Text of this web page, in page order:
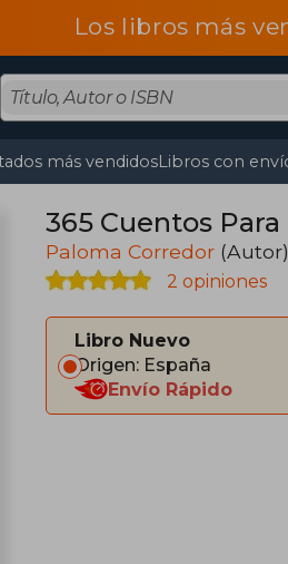
Los libros más
más vendidosLibros con
365 Cuentos
Paloma Corredor (Autor)
2 opiniones
Libro Nuevo
Origen: España
Envío Rápido